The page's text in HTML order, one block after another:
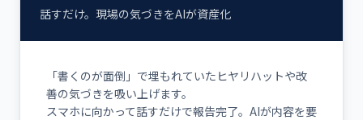
話すだけ。現場の気づきをAIが資産化
「書くのが面倒」で埋もれていたヒヤリハットや改
善の気づきを吸い上げます。
スマホに向かって話すだけで報告完了。AIが内容を要